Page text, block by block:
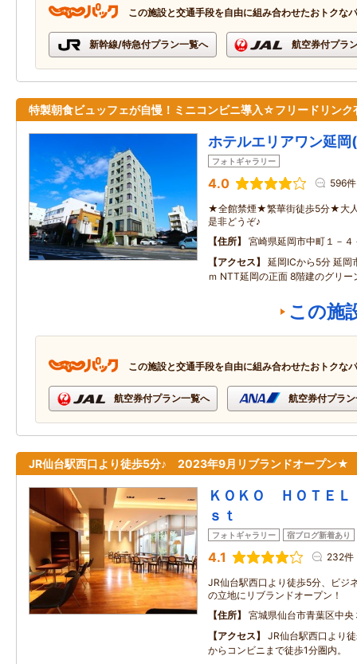
この施設と交通手段を自由に組み合わせたおトクな
新幹線/特急付プラン一覧へ 航空券付プラ
特製朝食ビュッフェが自慢！ミニコンビニ導入☆フリードリン
ホテルエリアワン延
フォトギャラリー
4.0 596件
★全館禁煙★繁華街徒歩5分★大
是非どうぞ♪
住所
宮崎県延岡市中町１－４
アクセス
延岡ICから5分 延岡
ｍ NTT延岡の正面 8階建のグリー
この施
この施設と交通手段を自由に組み合わせたおトクな
航空券付プラン一覧へ 航空券付プラ
JR仙台駅西口より徒歩5分♪ 2023年9月リブランドオープン★
ＫＯＫＯ ＨＯＴＥ
ｓｔ
フォトギャラリー 宿ブログ新着あり
4.1 232件
JR仙台駅西口より徒歩5分、ビジ
の立地にリブランドオープン！
住所
宮城県仙台市青葉区中
アクセス
JR仙台駅西口より
からコンビニまで徒歩1分圏内。